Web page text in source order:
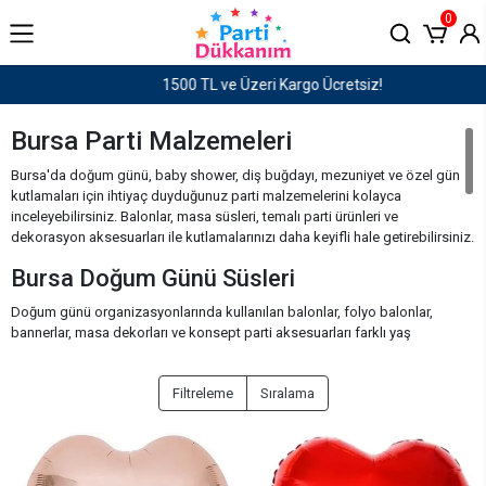
1500 TL ve Üzeri Kargo Ücretsiz!
0
Bursa Parti Malzemeleri
Bursa'da doğum günü, baby shower, diş buğdayı, mezuniyet ve özel gün
kutlamaları için ihtiyaç duyduğunuz parti malzemelerini kolayca
inceleyebilirsiniz. Balonlar, masa süsleri, temalı parti ürünleri ve
dekorasyon aksesuarları ile kutlamalarınızı daha keyifli hale getirebilirsiniz.
Bursa Doğum Günü Süsleri
Doğum günü organizasyonlarında kullanılan balonlar, folyo balonlar,
bannerlar, masa dekorları ve konsept parti aksesuarları farklı yaş
için birçok farklı tema ve ürün alternatifi bulunmaktadır.
Bursa İçin Parti Ürünleri
Parti setleri, masa süsleri, balon çeşitleri ve dekorasyon ürünleri farklı
organizasyon türlerine uygun seçenekler sunmaktadır. Doğum günü
Filtreleme Sıralama